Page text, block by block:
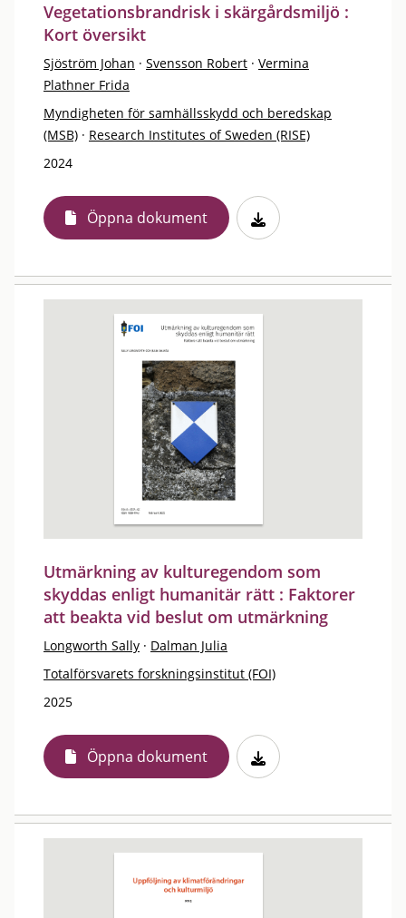
Vegetationsbrandrisk i skärgårdsmiljö :
Kort översikt
Sjöström Johan · Svensson Robert · Vermina
Plathner Frida
Myndigheten för samhällsskydd och beredskap
(MSB) · Research Institutes of Sweden (RISE)
2024
Öppna dokument
Utmärkning av kulturegendom som
skyddas enligt humanitär rätt : Faktorer
att beakta vid beslut om utmärkning
Longworth Sally · Dalman Julia
Totalförsvarets forskningsinstitut (FOI)
2025
Öppna dokument